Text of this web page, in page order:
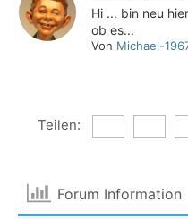
Hi ... bin neu
ob es...
Von Michael-
Teilen:
Forum Information